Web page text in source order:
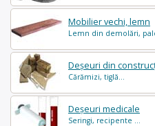
Mobilier vechi, lemn
Lemn din demolări,
Deșeuri din
Cărămizi, tiglă...
Deșeuri medicale
Seringi, recipente ...